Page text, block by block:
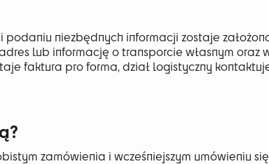
podaniu niezbędnych informacji zostaje
lub informację o transporcie własnym oraz
faktura pro forma, dział logistyczny
zamówienia i wcześniejszym umówieniu